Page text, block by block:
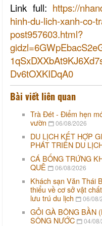
Link full: https://
hinh-du-lich-xanh-co-
post957603.html?
Dv6tOXKIDqA0
Bài viết liên quan
Trà Đét - Điểm hẹn
vườn
06/08/2026
DU LỊCH KẾT HỢP
PHÁT TRIỂN DU
CÁ BỐNG TRỨNG
QUÊ
06/08/2026
Khách sạn Văn Thái
thiểu về cơ sở vật
lưu trú du lịch
06/08/
GỎI GÀ BÔNG BẦN
SÔNG NƯỚC
04/